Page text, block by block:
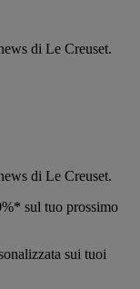
di Le Creuset.
di Le Creuset.
sul tuo prossimo
sui tuoi